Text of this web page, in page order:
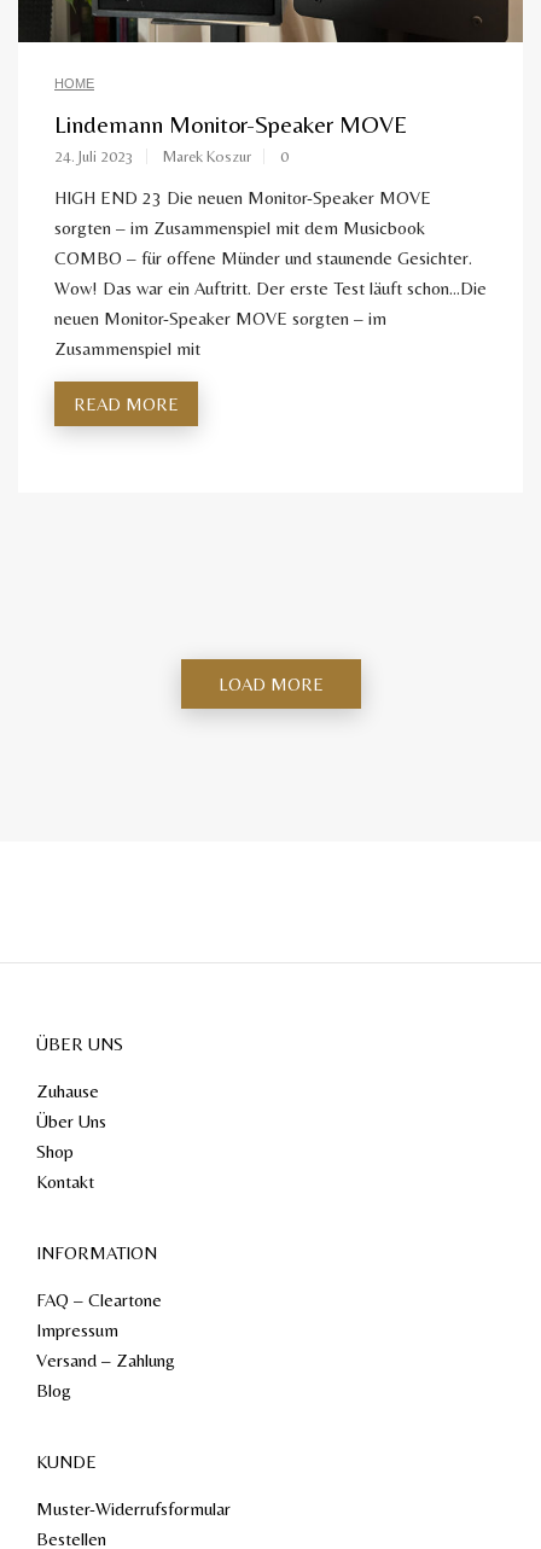
HOME
Lindemann Monitor-Speaker MOVE
24. Juli 2023 Marek Koszur 0
HIGH END 23 Die neuen Monitor-Speaker MOVE
sorgten – im Zusammenspiel mit dem Musicbook
COMBO – für offene Münder und staunende Gesichter.
Wow! Das war ein Auftritt. Der erste Test läuft schon…Die
neuen Monitor-Speaker MOVE sorgten – im
Zusammenspiel mit
READ MORE
LOAD MORE
ÜBER UNS
Zuhause
Über Uns
Shop
Kontakt
INFORMATION
FAQ – Cleartone
Impressum
Versand – Zahlung
Blog
KUNDE
Muster-Widerrufsformular
Bestellen